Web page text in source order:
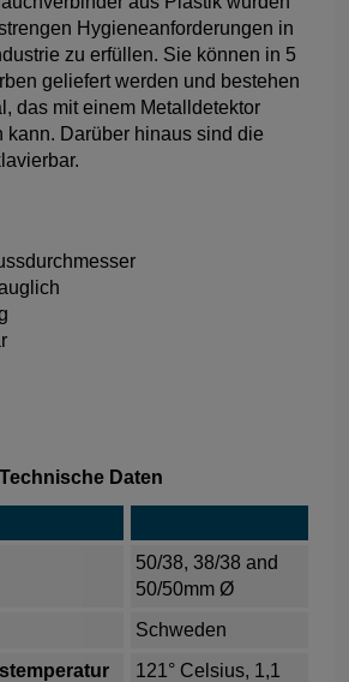
Hygieneanforderungen in
zu erfüllen. Sie können in 5
geliefert werden und bestehen
das mit einem Metalldetektor
kann. Darüber hinaus sind die
Technische Daten
50/38, 38/38 and
50/50mm Ø
Schweden
121° Celsius, 1,1